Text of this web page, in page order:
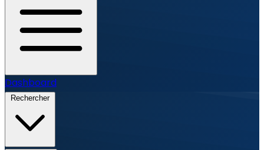
Dashboard
Rechercher